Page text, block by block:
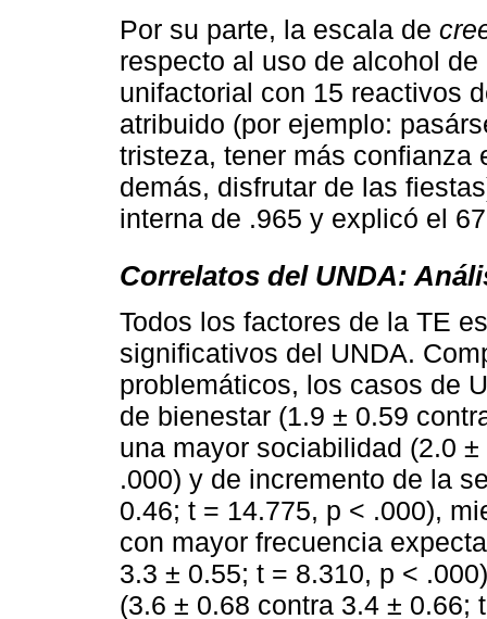
Por su parte, la escala de
respecto al uso de alcohol
unifactorial con 15 reactivos
atribuido (por ejemplo:
tristeza, tener más confianza
demás, disfrutar de las
interna de .965 y explicó el
Correlatos del UNDA:
Todos los factores de la TE
significativos del UNDA.
problemáticos, los casos de
de bienestar (1.9 ± 0.59
una mayor sociabilidad (2.0
.000) y de incremento de la
0.46; t = 14.775, p < .000),
con mayor frecuencia
3.3 ± 0.55; t = 8.310, p <
(3.6 ± 0.68 contra 3.4 ± 0.66;